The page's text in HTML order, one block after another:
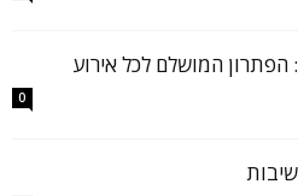
הפתרון המושלם לכל אירוע
0